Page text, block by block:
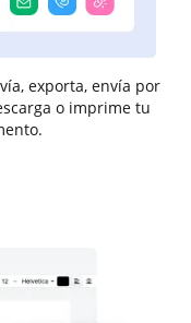
exporta, envía por
o imprime tu